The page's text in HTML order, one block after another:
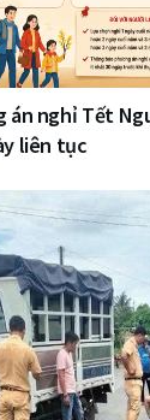
nghỉ Tết
liên tục